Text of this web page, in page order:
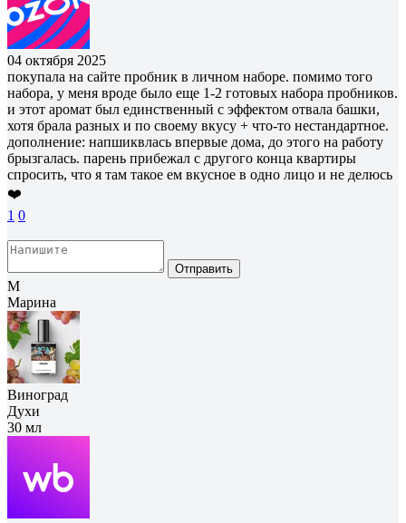
04 октября 2025
покупала на сайте пробник в личном наборе. помимо того
набора, у меня вроде было еще 1-2 готовых набора пробников.
и этот аромат был единственный с эффектом отвала башки,
хотя брала разных и по своему вкусу + что-то нестандартное.
дополнение: напшиквлась впервые дома, до этого на работу
брызгалась. парень прибежал с другого конца квартиры
спросить, что я там такое ем вкусное в одно лицо и не делюсь
❤️
1 0
Отправить
М
Марина
Виноград
Духи
30 мл